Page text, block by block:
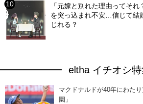
「元嫁と別れた理由ってそ
を突っ込まれ不安…信じて結
じれる？
eltha イチオシ
マクドナルドが40年にわた
園」